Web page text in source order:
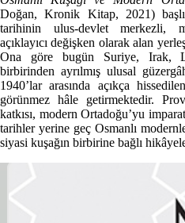
Doğan, Kronik Kitap, 2021)
tarihinin ulus-devlet merkezli,
açıklayıcı değişken olarak alan
Ona göre bugün Suriye, Irak,
birbirinden ayrılmış ulusal
1940’lar arasında açıkça
görünmez hâle getirmektedir.
katkısı, modern Ortadoğu’yu
tarihler yerine geç Osmanlı
siyasi kuşağın birbirine bağlı